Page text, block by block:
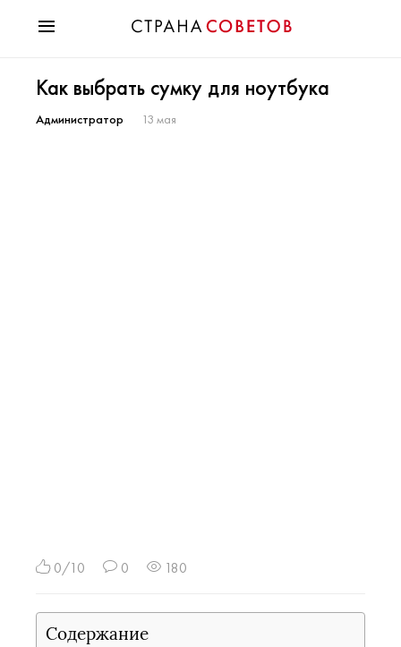
Мода
Звезды
Как выбрать сумку для ноутбука
Администратор 13 мая
0/10 0 180
Содержание